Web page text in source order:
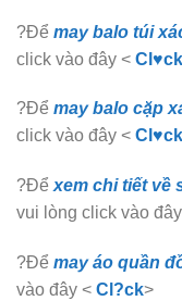
?Để may balo túi
click vào đây < Cl♥ck
?Để may balo cặp
click vào đây < Cl♥ck
?Để xem chi tiết về
vui lòng click vào
?Để may áo quần
vào đây < Cl?ck>